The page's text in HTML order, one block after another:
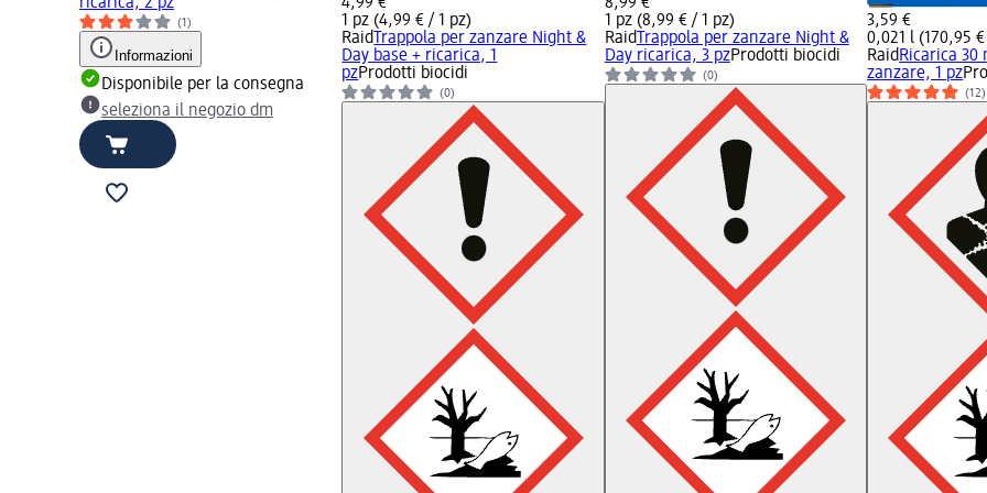
(1)
Informazioni
Disponibile per la consegna
seleziona il negozio dm
1 pz (4,99 € / 1 pz)
RaidTrappola per zanzare Night &
Day base + ricarica, 1
pzProdotti biocidi
(0)
1 pz (8,99 € / 1 pz)
RaidTrappola per zanzare Night &
Day ricarica, 3 pzProdotti biocidi
(0)
3,59 €
0,021 l (170,95
RaidRicarica
zanzare, 1 pz
(12)